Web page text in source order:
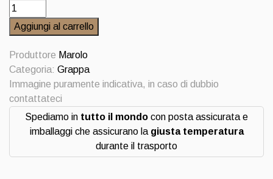
Marolo
Grappa
di
Brunello
quantità
Aggiungi al carrello
Produttore Marolo
Categoria: Grappa
Immagine puramente indicativa, in caso di dubbio
contattateci
Spediamo in tutto il mondo con posta assicurata e
imballaggi che assicurano la giusta temperatura
durante il trasporto